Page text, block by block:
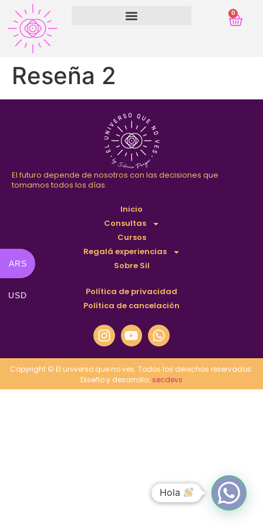
0
Reseña 2
El futuro depende de nosotros con las decisiones que
tomamos todos los días.
Inicio
Consultas
Cursos
Regalá experiencias
Sobre Sil
Política de privacidad
Política de cancelación
Copyright © El universo que no ves. Todos los derechos reservados.
Diseño y desarrollo: secdevs
ARS
USD
Hola